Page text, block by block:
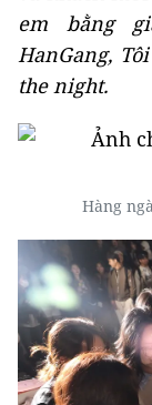
em bằng g
HanGang,
thenight.
Hàng